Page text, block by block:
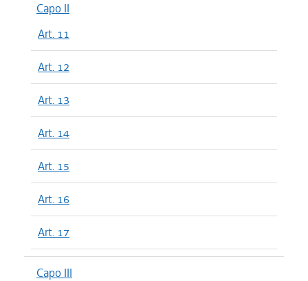
Capo II
Art. 11
Art. 12
Art. 13
Art. 14
Art. 15
Art. 16
Art. 17
Capo III